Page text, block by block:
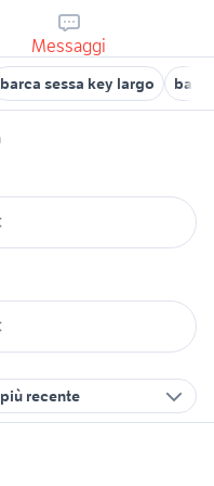
Messaggi
barca sessa key largo
recente